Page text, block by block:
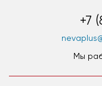
+7
Мы